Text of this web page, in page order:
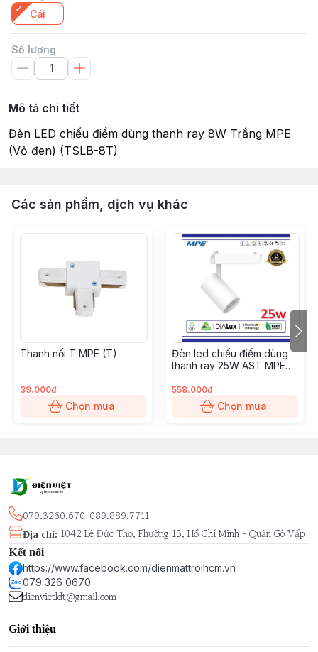
Cái
Số lượng
Mô tả chi tiết
Đèn LED chiếu điểm dùng thanh ray 8W Trắng MPE
(Vỏ đen) (TSLB-8T)
Các sản phẩm, dịch vụ khác
Thanh nối T MPE (T)
39.000đ
Chọn mua
Đèn led chiếu điểm dùng
thanh ray 25W AST MPE
558.000đ
Chọn mua
079.3260.670-089.889.7711
Địa chỉ: 1042 Lê Đức Thọ, Phường 13, Hồ Chí Minh - Quận Gò Vấp
Kết nối
https://www.facebook.com/dienmattroihcm.vn
079 326 0670
dienvietldt@gmail.com
Giới thiệu